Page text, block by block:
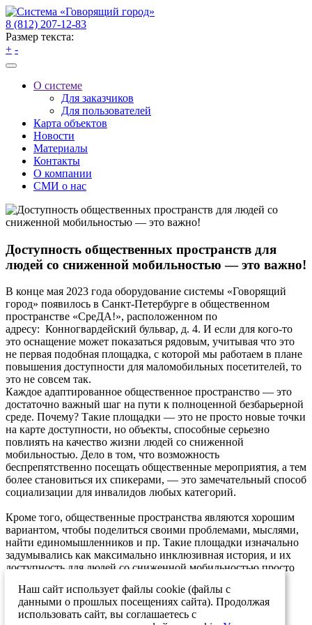
8 (812) 207-12-83
Размер текста:
+ -
О системе
Для заказчиков
Для пользователей
Карта объектов
Новости
Материалы
Контакты
О компании
СМИ о нас
Доступность общественных пространств для
людей со сниженной мобильностью — это важно!
В конце мая 2023 года оборудование системы «Говорящий
город» появилось в Санкт-Петербурге в общественном
пространстве «СреДА!», расположенном по
адресу: Конногвардейский бульвар, д. 4. И если для кого-то
это оснащение может показаться рядовым, учитывая что это
не первая подобная площадка, с которой мы работаем в плане
повышения доступности для маломобильных посетителей, то
это не совсем так.
Каждое адаптированное общественное пространство — это
достаточно важный шаг на пути к полноценной безбарьерной
среде. Почему? Такие площадки — это не просто новые точки
на карте доступности, но объекты, способные серьезно
повлиять на качество жизни людей со сниженной
мобильностью. Дело в том, что возможность
беспрепятственно посещать общественные мероприятия, а тем
более становиться их спикерами, — это замечательный способ
социализации для инвалидов любых категорий.
Кроме того, общественные пространства являются хорошим
вариантом, чтобы поделиться своими проблемами, мыслями,
найти единомышленников и пр. Такие площадки изначально
задумывались как максимально инклюзивная история, и их
доступность для людей со сниженной мобильностью просто
30.06.2023
Наш сайт использует файлы cookie (файлы с
данными о прошлых посещениях сайта). Продолжая
использовать сайт, вы соглашаетесь с